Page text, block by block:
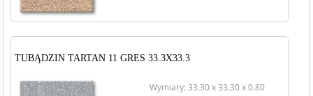
TUBĄDZIN TARTAN 11 GRES 33.3X33.3
Wymiary: 33.30 x 33.30 x 0.80